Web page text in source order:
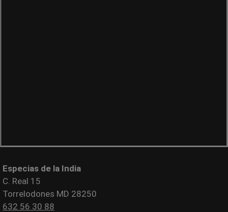
Especias de la India
C. Real 15
Torrelodones MD 28250
632 56 30 88